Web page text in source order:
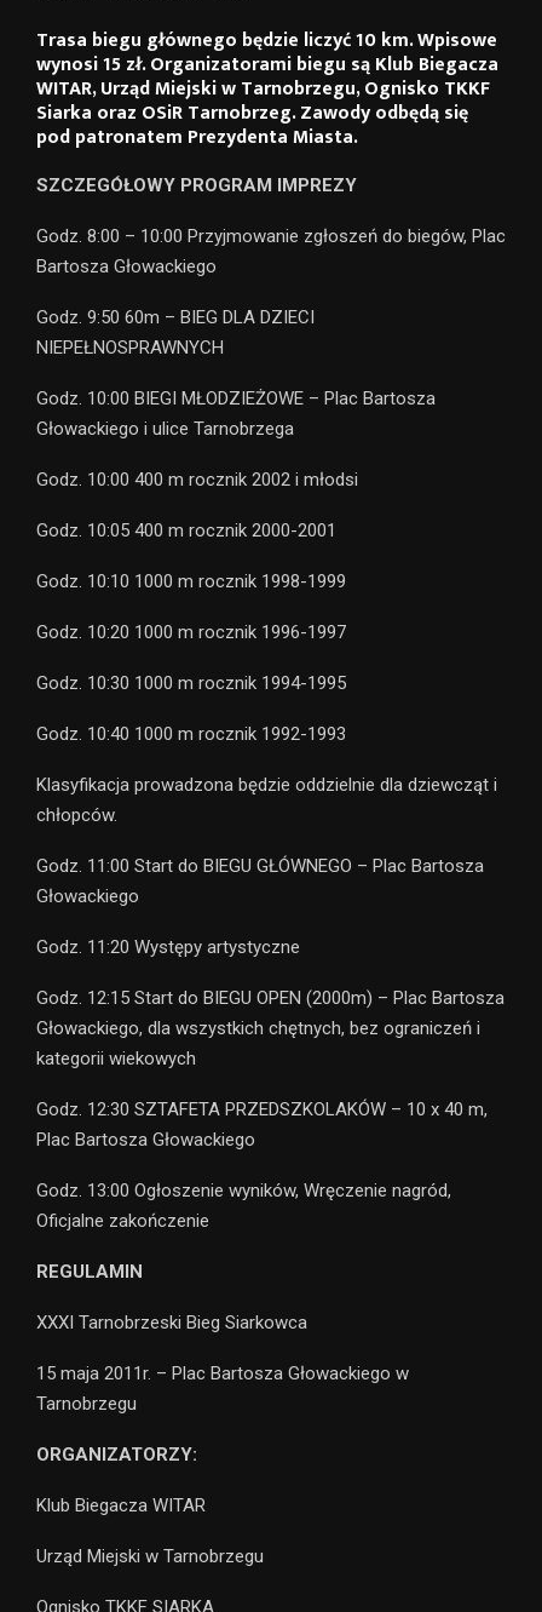
Trasa biegu głównego będzie liczyć 10 km. Wpisowe
wynosi 15 zł. Organizatorami biegu są Klub Biegacza
WITAR, Urząd Miejski w Tarnobrzegu, Ognisko TKKF
Siarka oraz OSiR Tarnobrzeg. Zawody odbędą się
pod patronatem Prezydenta Miasta.
SZCZEGÓŁOWY PROGRAM IMPREZY
Godz. 8:00 – 10:00 Przyjmowanie zgłoszeń do biegów, Plac
Bartosza Głowackiego
Godz. 9:50 60m – BIEG DLA DZIECI
NIEPEŁNOSPRAWNYCH
Godz. 10:00 BIEGI MŁODZIEŻOWE – Plac Bartosza
Głowackiego i ulice Tarnobrzega
Godz. 10:00 400 m rocznik 2002 i młodsi
Godz. 10:05 400 m rocznik 2000-2001
Godz. 10:10 1000 m rocznik 1998-1999
Godz. 10:20 1000 m rocznik 1996-1997
Godz. 10:30 1000 m rocznik 1994-1995
Godz. 10:40 1000 m rocznik 1992-1993
Klasyfikacja prowadzona będzie oddzielnie dla dziewcząt i
chłopców.
Godz. 11:00 Start do BIEGU GŁÓWNEGO – Plac Bartosza
Głowackiego
Godz. 11:20 Występy artystyczne
Godz. 12:15 Start do BIEGU OPEN (2000m) – Plac Bartosza
Głowackiego, dla wszystkich chętnych, bez ograniczeń i
kategorii wiekowych
Godz. 12:30 SZTAFETA PRZEDSZKOLAKÓW – 10 x 40 m,
Plac Bartosza Głowackiego
Godz. 13:00 Ogłoszenie wyników, Wręczenie nagród,
Oficjalne zakończenie
REGULAMIN
XXXI Tarnobrzeski Bieg Siarkowca
15 maja 2011r. – Plac Bartosza Głowackiego w
Tarnobrzegu
ORGANIZATORZY:
Klub Biegacza WITAR
Urząd Miejski w Tarnobrzegu
Ognisko TKKF SIARKA